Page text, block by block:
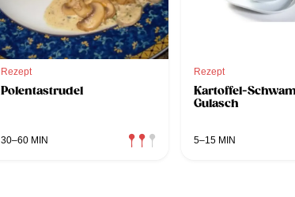
Rezept
Polentastrudel
30–60 MIN
Rezept
Kartoffel-
Gulasch
5–15 MIN